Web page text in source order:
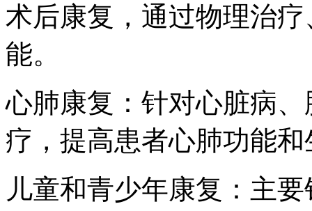
术后康复，通过物理治
能。
心肺康复：针对心脏病
疗，提高患者心肺功能
儿童和青少年康复：主